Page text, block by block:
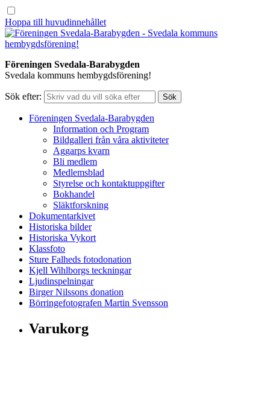
Hoppa till huvudinnehållet
Föreningen Svedala-Barabygden
Svedala kommuns hembygdsförening!
Sök efter:
Föreningen Svedala-Barabygden
Information och Program
Bildgalleri från våra aktiviteter
Aggarps kvarn
Bli medlem
Medlemsblad
Styrelse och kontaktuppgifter
Bokhandel
Släktforskning
Dokumentarkivet
Historiska bilder
Historiska Vykort
Klassfoto
Sture Falheds fotodonation
Kjell Wihlborgs teckningar
Ljudinspelningar
Birger Nilssons donation
Börringefotografen Martin Svensson
Varukorg